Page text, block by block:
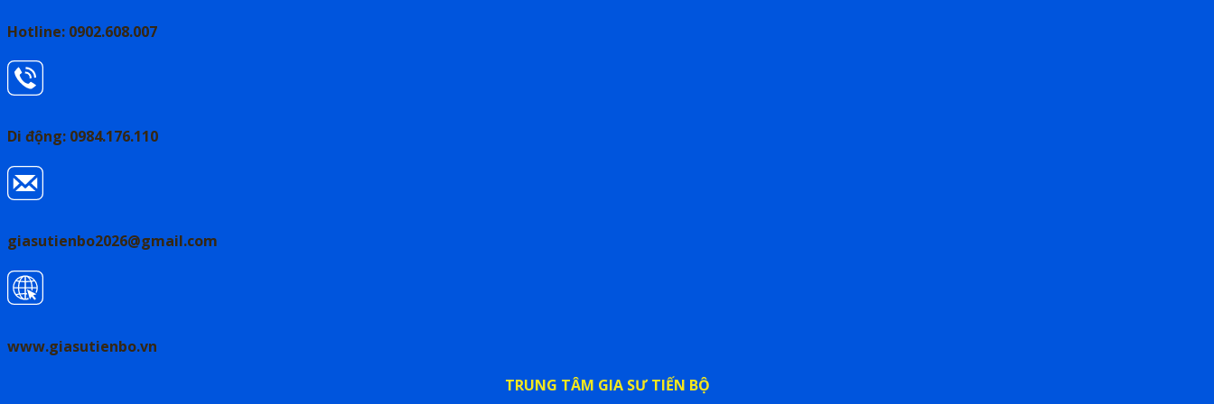
Hotline: 0902.608.007
Di động: 0984.176.110
giasutienbo2026@gmail.com
www.giasutienbo.vn
TRUNG TÂM GIA SƯ TIẾN BỘ